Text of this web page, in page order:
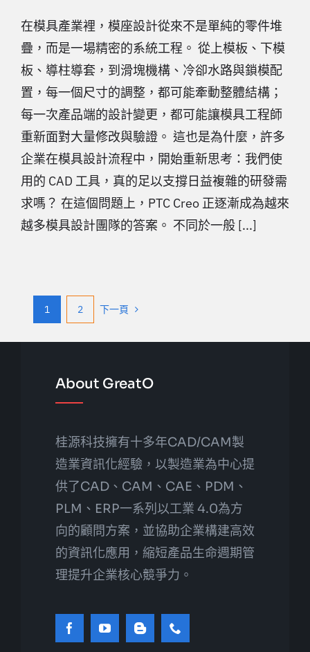
在模具產業裡，模座設計從來不是單純的零件堆
疊，而是一場精密的系統工程。 從上模板、下模
板、導柱導套，到滑塊機構、冷卻水路與鎖模配
置，每一個尺寸的調整，都可能牽動整體結構；
每一次產品端的設計變更，都可能讓模具工程師
重新面對大量修改與驗證。 這也是為什麼，許多
企業在模具設計流程中，開始重新思考：我們使
用的 CAD 工具，真的足以支撐日益複雜的研發需
求嗎？ 在這個問題上，PTC Creo 正逐漸成為越來
越多模具設計團隊的答案。 不同於一般 [...]
1 2 下一頁
About GreatO
桂源科技擁有十多年CAD/CAM製
造業資訊化經驗，以製造業為中心提
供了CAD、CAM、CAE、PDM、
PLM、ERP一系列以工業 4.0為方
向的顧問方案，並協助企業構建高效
的資訊化應用，縮短產品生命週期管
理提升企業核心競爭力。